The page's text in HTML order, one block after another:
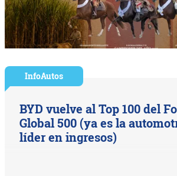
InfoAutos
BYD vuelve al Top 100 del
Global 500 (ya es la
líder en ingresos)